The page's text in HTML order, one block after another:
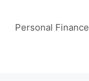
Personal Finance